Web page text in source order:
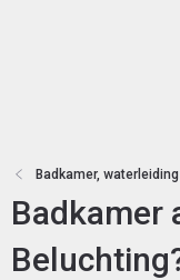
Badkamer,
Badkamer